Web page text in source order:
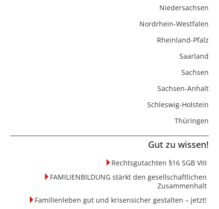
Niedersachsen
Nordrhein-Westfalen
Rheinland-Pfalz
Saarland
Sachsen
Sachsen-Anhalt
Schleswig-Holstein
Thüringen
Gut zu wissen!
Rechtsgutachten §16 SGB VIII
FAMILIENBILDUNG stärkt den gesellschaftlichen
Zusammenhalt
Familienleben gut und krisensicher gestalten – jetzt!